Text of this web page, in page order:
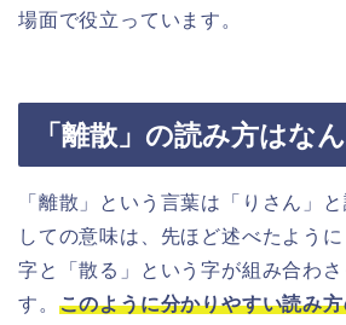
場面で役立っています。
「離散」の読み方はな
「離散」という言葉は「りさん」
しての意味は、先ほど述べたよう
字と「散る」という字が組み合わ
す。 このように分かりやすい読み